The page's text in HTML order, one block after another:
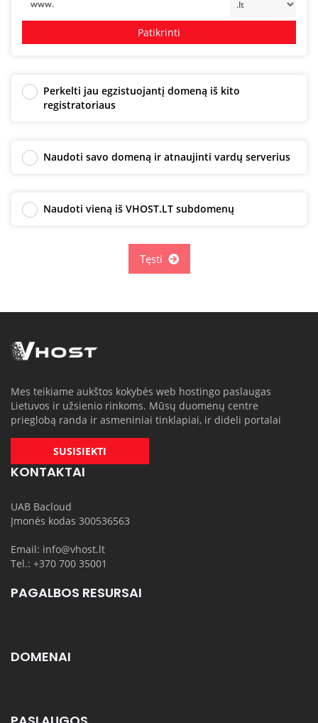
www.
Patikrinti
Perkelti jau egzistuojantį domeną iš kito
registratoriaus
Naudoti savo domeną ir atnaujinti vardų serverius
Naudoti vieną iš VHOST.LT subdomenų
Mes teikiame aukštos kokybės web hostingo paslaugas
Lietuvos ir užsienio rinkoms. Mūsų duomenų centre
prieglobą randa ir asmeniniai tinklapiai, ir dideli portalai
SUSISIEKTI
KONTAKTAI
UAB Bacloud
Įmonės kodas 300536563
Email: info@vhost.lt
Tel.: +370 700 35001
PAGALBOS RESURSAI
DOMENAI